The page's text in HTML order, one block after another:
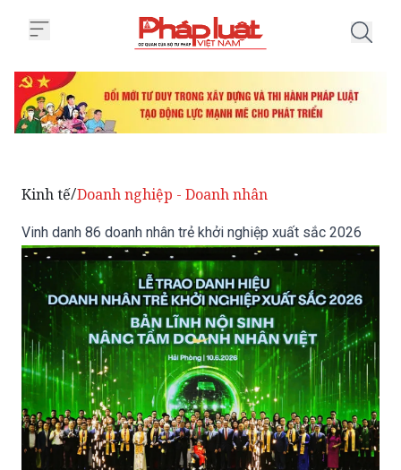
Kinh tế/Doanh nghiệp - Doanh nhân
Vinh danh 86 doanh nhân trẻ khởi nghiệp xuất sắc 2026